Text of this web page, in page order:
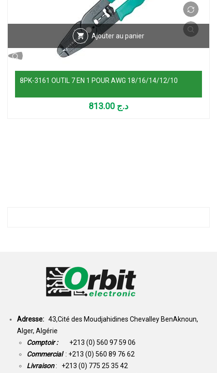
Ajouter au panier
8PK-3161 OUTIL 7 EN 1 POUR AWG 18/16/14/12/10
د.ج
Adresse: 43,Cité des Moudjahidines Chevalley BenAknoun,
Alger, Algérie
Comptoir : +213 (0) 560 97 59 06
Commercial : +213 (0) 560 89 76 62
Livraison: +213 (0) 775 25 35 42